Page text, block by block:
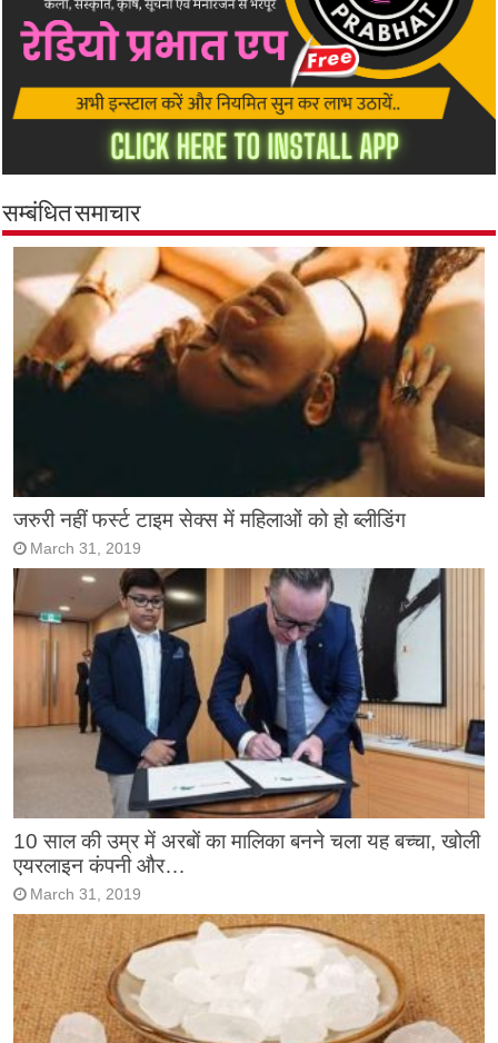
सम्बंधित समाचार
जरुरी नहीं फर्स्ट टाइम सेक्स में महिलाओं को हो ब्लीडिंग
March 31, 2019
10 साल की उम्र में अरबों का मालिका बनने चला यह बच्चा, खोली
एयरलाइन कंपनी और…
March 31, 2019